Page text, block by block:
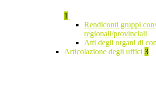
1
Rendiconti gruppi
regionali/provinciali
Atti degli organi di
Articolazione degli uffici 3